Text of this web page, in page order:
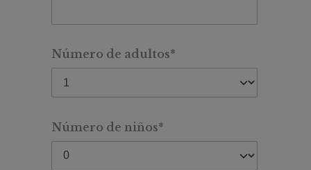
Número de adultos*
Número de niños*